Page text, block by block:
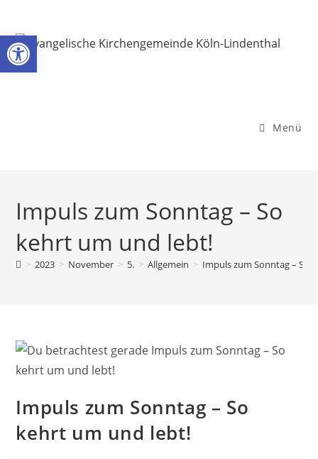
springen
Menü
Impuls zum Sonntag – So
kehrt um und lebt!
> 2023 > November > 5. > Allgemein > Impuls zum Sonntag – So
Impuls zum Sonntag – So
kehrt um und lebt!
Werkzeugleiste öffnen